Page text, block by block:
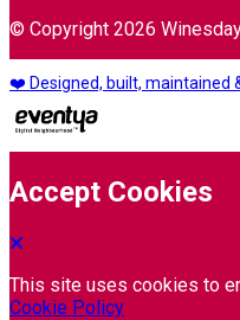
© Copyright 2026
❤️ Designed, built, maintained
Accept Cookies
This site uses cookies to
Cookie Policy